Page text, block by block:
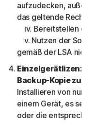
aufzudecken, außer
das geltende Recht
iv. Bereitstellen der
v. Nutzen der
gemäß der LSA nicht
Einzelgerätlizenz;
Backup-Kopie
Installieren von nur
einem Gerät, es sei
oder die